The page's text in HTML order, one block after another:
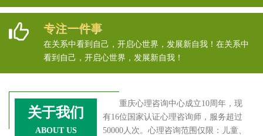
专注一件事
在关系中看到自己，开启心世界，发展新自我！在关系中
看到自己，开启心世界，发展新自我！
关于我们
ABOUT US
重庆心理咨询中心成立10周年，现
有16位国家认证心理咨询师，服务超过
50000人次。心理咨询范围仅限：儿童、